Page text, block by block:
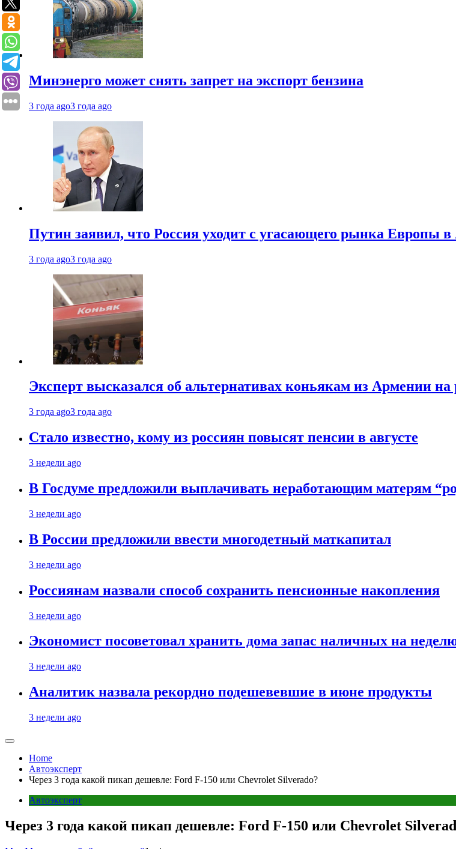
Минэнерго может снять запрет на экспорт бензина
3 года ago3 года ago
Путин заявил, что Россия уходит с угасающего рынка Европы
3 года ago3 года ago
Эксперт высказался об альтернативах коньякам из Армении
3 года ago3 года ago
Стало известно, кому из россиян повысят пенсии в августе
3 недели ago
В Госдуме предложили выплачивать неработающим матерям
3 недели ago
В России предложили ввести многодетный маткапитал
3 недели ago
Россиянам назвали способ сохранить пенсионные накопления
3 недели ago
Экономист посоветовал хранить дома запас наличных на
3 недели ago
Аналитик назвала рекордно подешевевшие в июне продукты
3 недели ago
Home
Автоэксперт
Через 3 года какой пикап дешевле: Ford F-150 или Chevrolet Silverado?
Автоэксперт
Через 3 года какой пикап дешевле: Ford F-150 или Chevrolet